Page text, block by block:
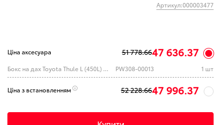
Артикул:000003477
Ціна аксесуара 51 778.6647 636.37
Бокс на дах Toyota Thule L (450L) Black Glossy 75 kg 195x89x44 PW308-00013 1 шт
Ціна з встановленням 52 228.6647 996.37